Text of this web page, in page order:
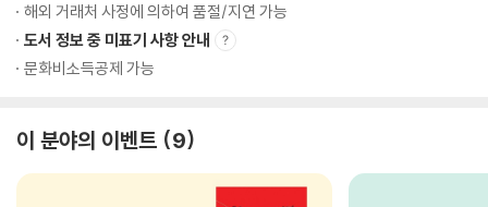
해외 거래처 사정에 의하여 품절/지연 가능
도서 정보 중 미표기 사항 안내
문화비소득공제 가능
이 분야의 이벤트 9